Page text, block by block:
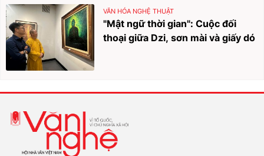
VĂN HÓA NGHỆ THUẬT
"Mật ngữ thời gian": Cuộc đối
thoại giữa Dzi, sơn mài và giấy dó